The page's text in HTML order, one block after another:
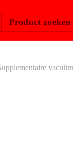
Product zoeken